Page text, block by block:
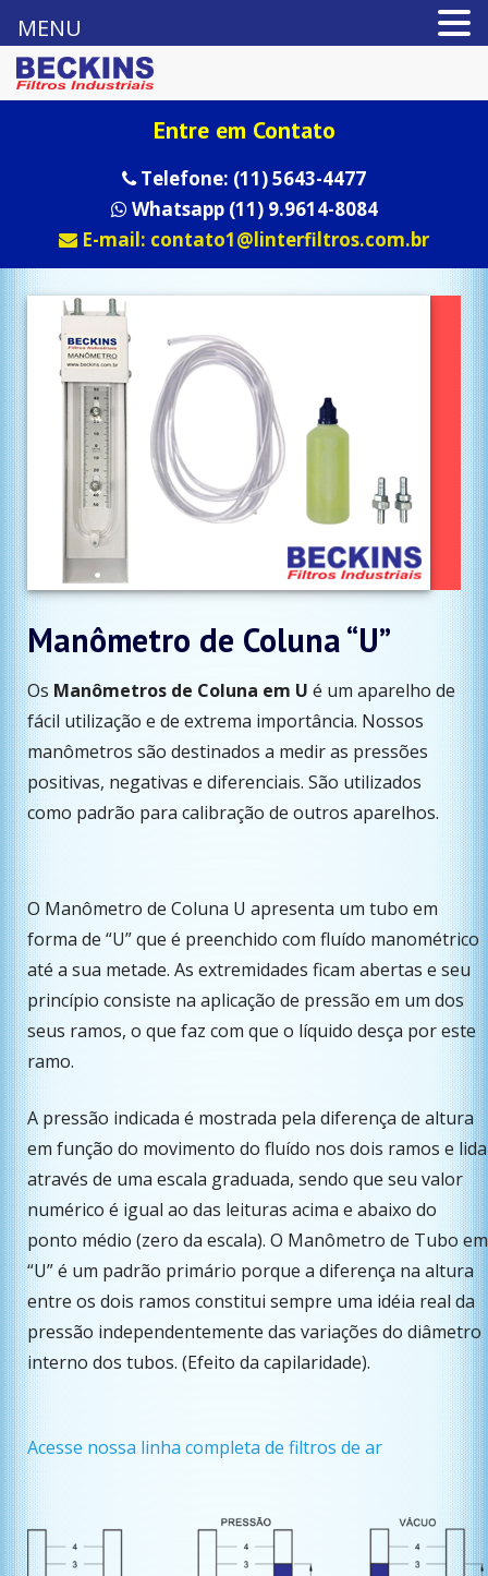
Entre em Contato
Telefone: (11) 5643-4477
Whatsapp (11) 9.9614-8084
E-mail: contato1@linterfiltros.com.br
Manômetro de Coluna “U”
Os Manômetros de Coluna em U é um aparelho de
fácil utilização e de extrema importância. Nossos
manômetros são destinados a medir as pressões
positivas, negativas e diferenciais. São utilizados
como padrão para calibração de outros aparelhos.
O Manômetro de Coluna U apresenta um tubo em
forma de “U” que é preenchido com fluído manométrico
até a sua metade. As extremidades ficam abertas e seu
princípio consiste na aplicação de pressão em um dos
seus ramos, o que faz com que o líquido desça por este
ramo.
A pressão indicada é mostrada pela diferença de altura
em função do movimento do fluído nos dois ramos e lida
através de uma escala graduada, sendo que seu valor
numérico é igual ao das leituras acima e abaixo do
ponto médio (zero da escala). O Manômetro de Tubo em
“U” é um padrão primário porque a diferença na altura
entre os dois ramos constitui sempre uma idéia real da
pressão independentemente das variações do diâmetro
interno dos tubos. (Efeito da capilaridade).
Acesse nossa linha completa de filtros de ar
MENU